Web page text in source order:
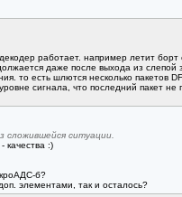
работает. например летит
даже после выхода из
то есть шлются несколько
сигнала, что последний пакет
ситуации.
качества :)
б?
элементами, так и осталось?